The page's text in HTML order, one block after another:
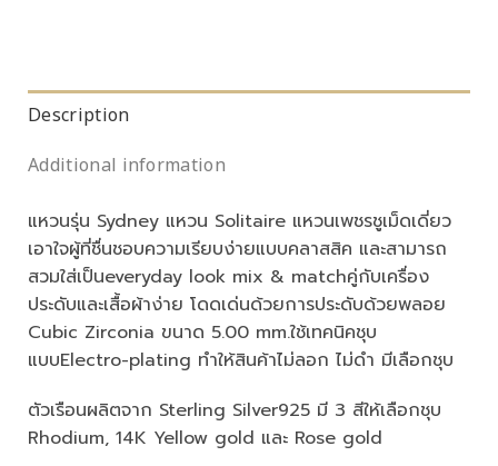
Description
Additional information
แหวนรุ่น Sydney แหวน Solitaire แหวนเพชรชูเม็ดเดี่ยว
เอาใจผู้ที่ชื่นชอบความเรียบง่ายแบบคลาสสิค และสามารถ
สวมใส่เป็นeveryday look mix & matchคู่กับเครื่อง
ประดับและเสื้อผ้าง่าย โดดเด่นด้วยการประดับด้วยพลอย
Cubic Zirconia ขนาด 5.00 mm.ใช้เทคนิคชุบ
แบบElectro-plating ทำให้สินค้าไม่ลอก ไม่ดำ มีเลือกชุบ
ตัวเรือนผลิตจาก Sterling Silver925 มี 3 สีให้เลือกชุบ
Rhodium, 14K Yellow gold และ Rose gold